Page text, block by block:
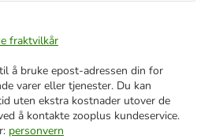
fraktvilkår
å bruke epost-adressen din for
varer eller tjenester. Du kan
uten ekstra kostnader utover de
å kontakte zooplus kundeservice.
personvern